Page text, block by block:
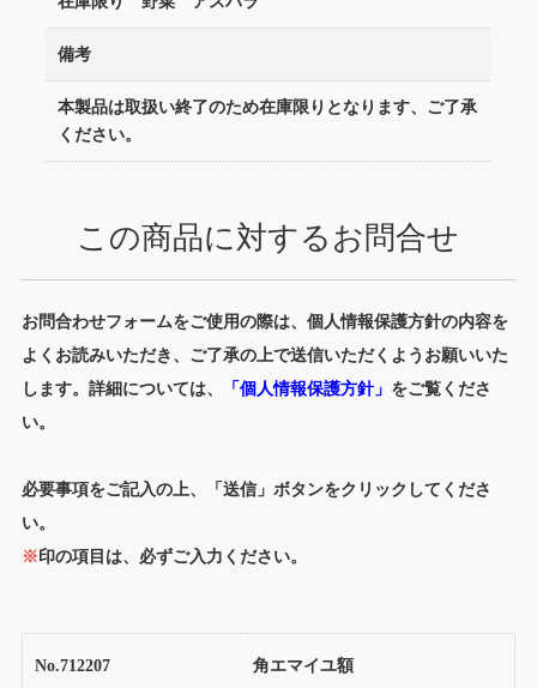
備考
本製品は取扱い終了のため在庫限りとなります、ご了承
ください。
この商品に対するお問合せ
お問合わせフォームをご使用の際は、個人情報保護方針の内容を
よくお読みいただき、ご了承の上で送信いただくようお願いいた
します。詳細については、
「個人情報保護方針」 をご覧くださ
い。
必要事項をご記入の上、「送信」ボタンをクリックしてくださ
い。
※印の項目は、必ずご入力ください。
No.712207 角エマイユ額